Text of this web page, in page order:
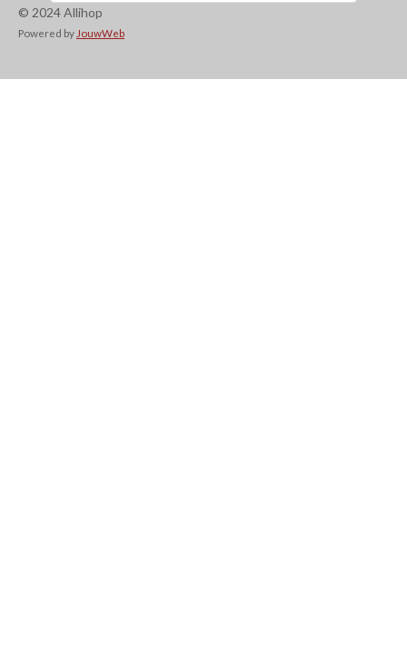
© 2024 Allihop
Powered by JouwWeb